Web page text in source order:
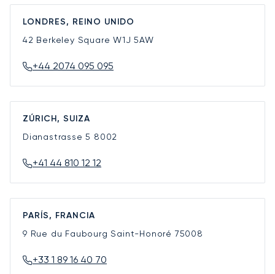
LONDRES, REINO UNIDO
42 Berkeley SquareW1J 5AW
+44 2074 095 095
ZÚRICH, SUIZA
Dianastrasse 5 8002
+41 44 810 12 12
PARÍS, FRANCIA
9 Rue du Faubourg Saint-Honoré 75008
+33 1 89 16 40 70